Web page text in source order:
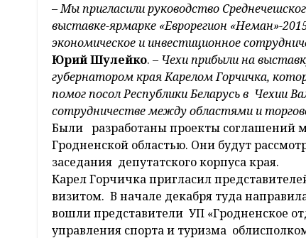
–Мы пригласили руководство
выставке-ярмарке «Еврорегион «Неман»-
экономическое и инвестиционное
Юрий Шулейко. – Чехи прибыли на
губернатором края Карелом Горчичка,
помог посол Республики Беларусь в Чехии
сотрудничестве между областями и
Были разработаны проекты соглашений
Гродненской областью. Они будут
заседания депутатского корпуса края.
Карел Горчичка пригласил
визитом. В начале декабря туда
вошли представители УП «Гродненское
управления спорта и туризма